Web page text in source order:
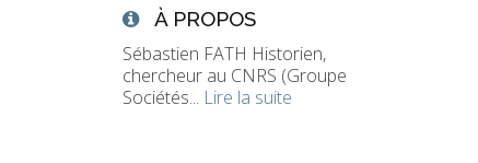
À PROPOS
Sébastien FATH Historien,
chercheur au CNRS (Groupe
Sociétés... Lire la suite